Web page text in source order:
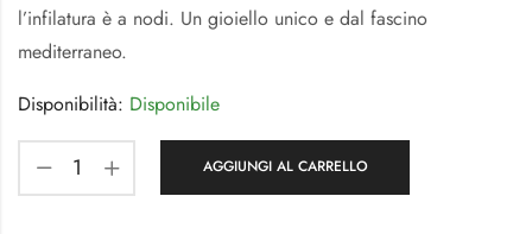
l’infilatura è a nodi. Un gioiello unico e dal fascino
mediterraneo.
Disponibilità: Disponibile
AGGIUNGI AL CARRELLO